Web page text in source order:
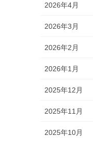
2026年4月
2026年3月
2026年2月
2026年1月
2025年12月
2025年11月
2025年10月